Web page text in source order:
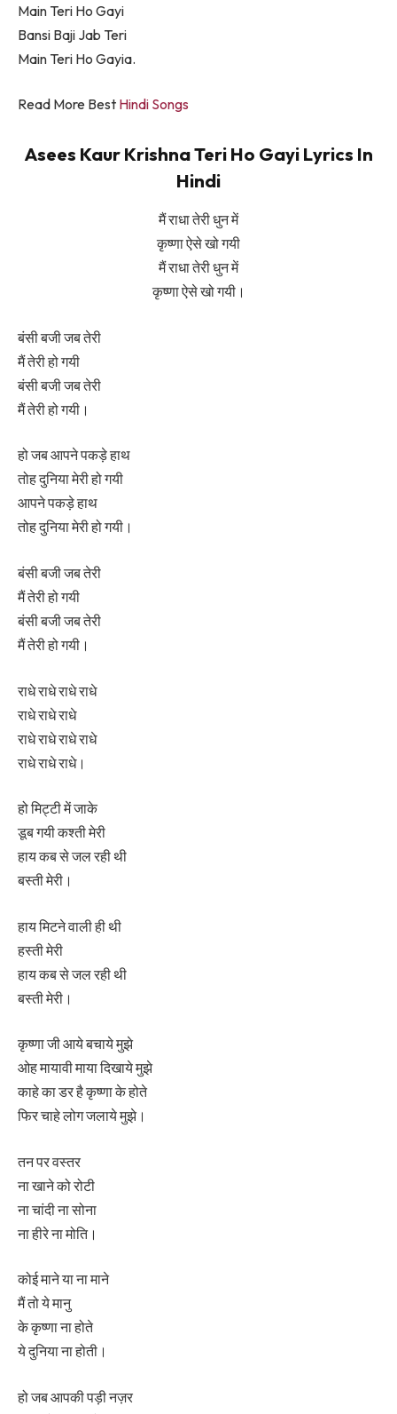
Main Teri Ho Gayi
Bansi Baji Jab Teri
Main Teri Ho Gayia.
Read More Best Hindi Songs
Asees Kaur Krishna Teri Ho Gayi Lyrics In
Hindi
मैं राधा तेरी धुन में
कृष्णा ऐसे खो गयी
मैं राधा तेरी धुन में
कृष्णा ऐसे खो गयी।
बंसी बजी जब तेरी
मैं तेरी हो गयी
बंसी बजी जब तेरी
मैं तेरी हो गयी।
हो जब आपने पकड़े हाथ
तोह दुनिया मेरी हो गयी
आपने पकड़े हाथ
तोह दुनिया मेरी हो गयी।
बंसी बजी जब तेरी
मैं तेरी हो गयी
बंसी बजी जब तेरी
मैं तेरी हो गयी।
राधे राधे राधे राधे
राधे राधे राधे
राधे राधे राधे राधे
राधे राधे राधे।
हो मिट्टी में जाके
डूब गयी कश्ती मेरी
हाय कब से जल रही थी
बस्ती मेरी।
हाय मिटने वाली ही थी
हस्ती मेरी
हाय कब से जल रही थी
बस्ती मेरी।
कृष्णा जी आये बचाये मुझे
ओह मायावी माया दिखाये मुझे
काहे का डर है कृष्णा के होते
फिर चाहे लोग जलाये मुझे।
तन पर वस्तर
ना खाने को रोटी
ना चांदी ना सोना
ना हीरे ना मोति।
कोई माने या ना माने
मैं तो ये मानु
के कृष्णा ना होते
ये दुनिया ना होती।
हो जब आपकी पड़ी नज़र